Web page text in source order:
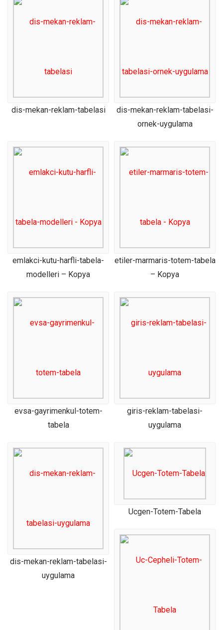
dis-mekan-reklam-tabelasi
dis-mekan-reklam-tabelasi-
ornek-uygulama
emlakci-kutu-harfli-tabela-
modelleri – Kopya
etiler-marmaris-totem-tabela
– Kopya
evsa-gayrimenkul-totem-
tabela
giris-reklam-tabelasi-
uygulama
dis-mekan-reklam-tabelasi-
uygulama
Ucgen-Totem-Tabela